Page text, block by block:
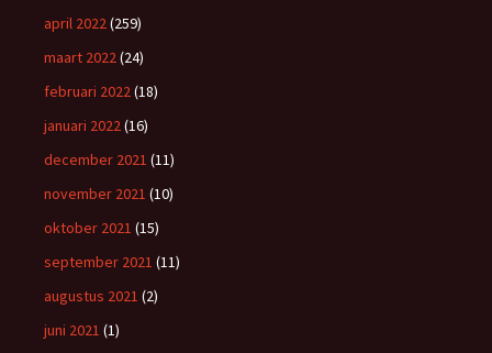
april 2022(259)
maart 2022(24)
februari 2022(18)
januari 2022(16)
december 2021 (11)
november 2021 (10)
oktober 2021 (15)
september 2021 (11)
augustus 2021 (2)
juni 2021 (1)